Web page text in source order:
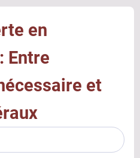
en
Entre
et